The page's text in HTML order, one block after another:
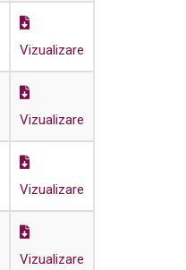
Vizualizare
Vizualizare
Vizualizare
Vizualizare